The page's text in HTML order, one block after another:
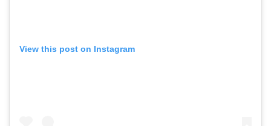
View this post on Instagram